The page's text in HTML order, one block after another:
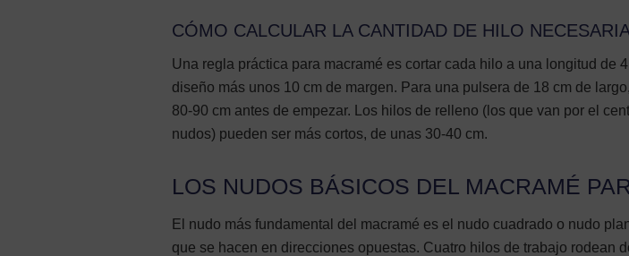
CÓMO CALCULAR LA CANTIDAD DE HILO
Una regla práctica para macramé es cortar cada hilo a una longitud de
diseño más unos 10 cm de margen. Para una pulsera de 18 cm de
80-90 cm antes de empezar. Los hilos de relleno (los que van por el
nudos) pueden ser más cortos, de unas 30-40 cm.
LOS NUDOS BÁSICOS DEL MACRAMÉ
El nudo más fundamental del macramé es el nudo cuadrado o nudo
que se hacen en direcciones opuestas. Cuatro hilos de trabajo rodean